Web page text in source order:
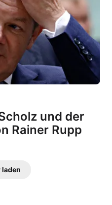
und der
Rainer Rupp
laden